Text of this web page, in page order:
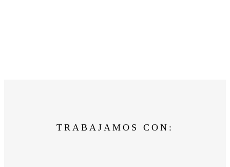
TRABAJAMOS CON: